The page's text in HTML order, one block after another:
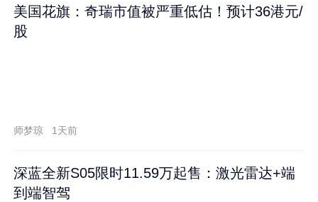
美国花旗：奇瑞市值被严重低估！预计36港元/
股
师梦琼 1天前
深蓝全新S05限时11.59万起售：激光雷达+端
到端智驾